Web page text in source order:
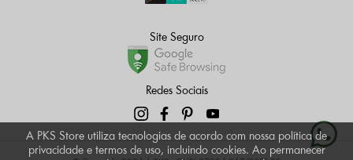
Site Seguro
Redes Sociais
A PKS Store utiliza tecnologias de acordo com nossa política de
privacidade e termos de uso, incluindo cookies. Ao permanecer